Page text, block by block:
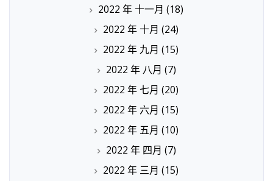
2022 年 十一月 (18)
2022 年 十月 (24)
2022 年 九月 (15)
2022 年 八月 (7)
2022 年 七月 (20)
2022 年 六月 (15)
2022 年 五月 (10)
2022 年 四月 (7)
2022 年 三月 (15)